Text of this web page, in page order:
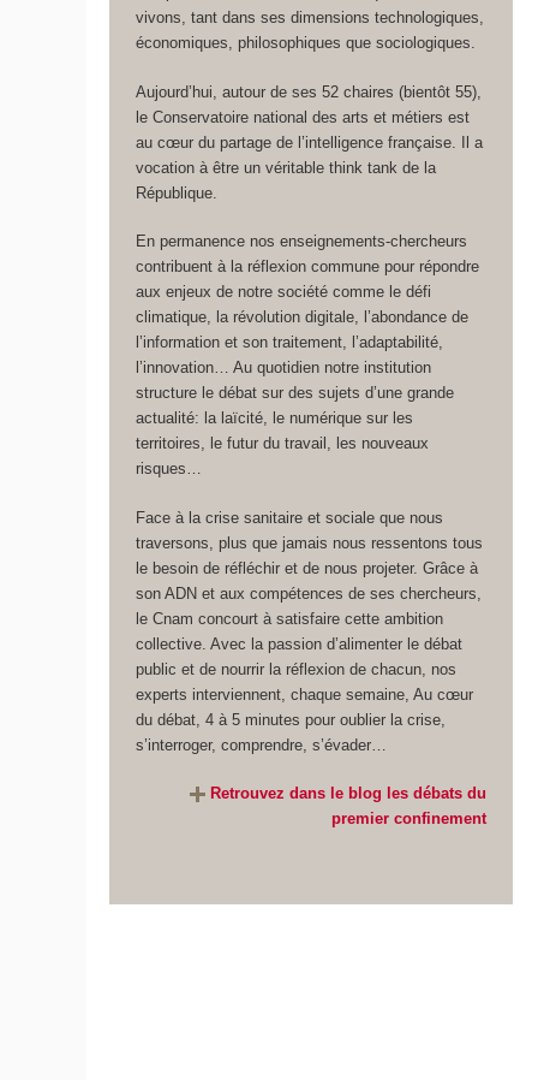
vivons, tant dans ses dimensions technologiques,
économiques, philosophiques que sociologiques.
Aujourd’hui, autour de ses 52 chaires (bientôt 55),
le Conservatoire national des arts et métiers est
au cœur du partage de l’intelligence française. Il a
vocation à être un véritable think tank de la
République.
En permanence nos enseignements-chercheurs
contribuent à la réflexion commune pour répondre
aux enjeux de notre société comme le défi
climatique, la révolution digitale, l’abondance de
l’information et son traitement, l’adaptabilité,
l’innovation… Au quotidien notre institution
structure le débat sur des sujets d’une grande
actualité: la laïcité, le numérique sur les
territoires, le futur du travail, les nouveaux
risques…
Face à la crise sanitaire et sociale que nous
traversons, plus que jamais nous ressentons tous
le besoin de réfléchir et de nous projeter. Grâce à
son ADN et aux compétences de ses chercheurs,
le Cnam concourt à satisfaire cette ambition
collective. Avec la passion d’alimenter le débat
public et de nourrir la réflexion de chacun, nos
experts interviennent, chaque semaine, Au cœur
du débat, 4 à 5 minutes pour oublier la crise,
s’interroger, comprendre, s’évader…
Retrouvez dans le blog les débats du
premier confinement